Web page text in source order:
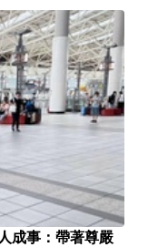
成事：帶著尊嚴